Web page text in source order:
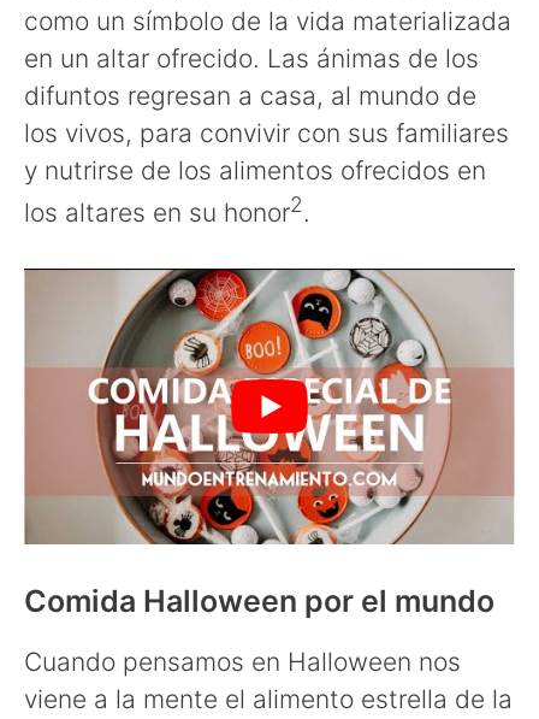
como un símbolo de la vida materializada
en un altar ofrecido. Las ánimas de los
difuntos regresan a casa, al mundo de
los vivos, para convivir con sus familiares
y nutrirse de los alimentos ofrecidos en
los altares en su honor2.
Comida Halloween por el mundo
Cuando pensamos en Halloween nos
viene a la mente el alimento estrella de la